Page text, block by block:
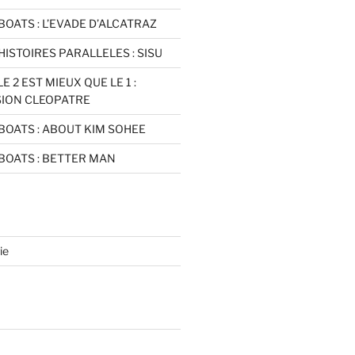
: L’EVADE D’ALCATRAZ
PARALLELES : SISU
2 EST MIEUX QUE LE 1 :
CLEOPATRE
: ABOUT KIM SOHEE
: BETTER MAN